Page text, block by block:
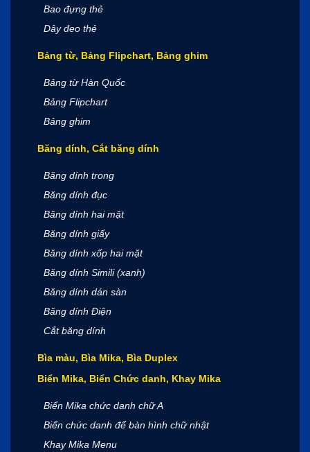
Bao đựng thẻ
Dây đeo thẻ
Bảng từ, Bảng Flipchart, Bảng ghim
Bảng từ Hàn Quốc
Bảng Flipchart
Bảng ghim
Băng dính, Cắt băng dính
Băng dính trong
Băng dính đục
Băng dính hai mặt
Băng dính giấy
Băng dính xốp hai mặt
Băng dính Simili (xanh)
Băng dính dán sàn
Băng dính Điện
Cắt băng dính
Bìa màu, Bìa Mika, Bìa Duplex
Biển Mika, Biển Chức danh, Khay Mika
Biển Mika chức danh chữ A
Biển chức danh để bàn hình chữ nhật
Khay Mika Menu